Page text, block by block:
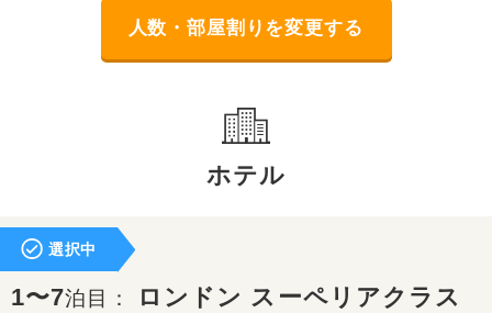
人数・部屋割りを変更する
ホテル
選択中
1〜7泊目：
ロンドン スーペリアクラス